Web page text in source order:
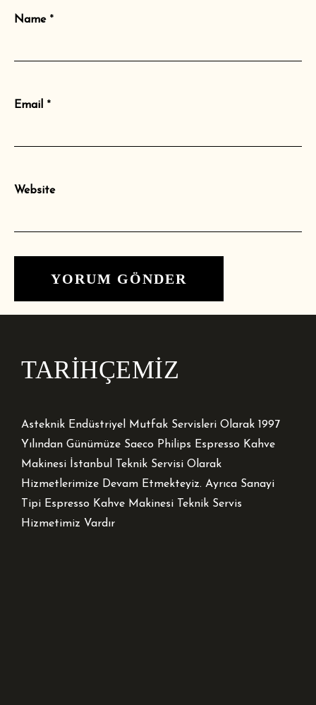
Name *
Email *
Website
TARİHÇEMİZ
Asteknik Endüstriyel Mutfak Servisleri Olarak 1997
Yılından Günümüze Saeco Philips Espresso Kahve
Makinesi İstanbul Teknik Servisi Olarak
Hizmetlerimize Devam Etmekteyiz. Ayrıca Sanayi
Tipi Espresso Kahve Makinesi Teknik Servis
Hizmetimiz Vardır